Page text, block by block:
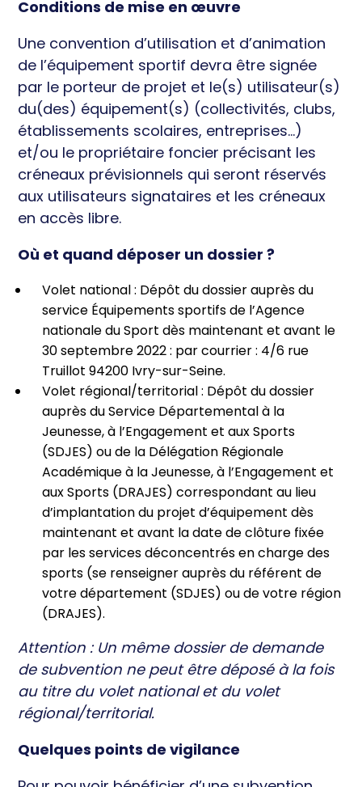
Conditions de mise en œuvre
Une convention d’utilisation et d’animation
de l’équipement sportif devra être signée
par le porteur de projet et le(s) utilisateur(s)
du(des) équipement(s) (collectivités, clubs,
établissements scolaires, entreprises…)
et/ou le propriétaire foncier précisant les
créneaux prévisionnels qui seront réservés
aux utilisateurs signataires et les créneaux
en accès libre.
Où et quand déposer un dossier ?
Volet national : Dépôt du dossier auprès du
service Équipements sportifs de l’Agence
nationale du Sport dès maintenant et avant le
30 septembre 2022 : par courrier : 4/6 rue
Truillot 94200 Ivry-sur-Seine.
Volet régional/territorial : Dépôt du dossier
auprès du Service Départemental à la
Jeunesse, à l’Engagement et aux Sports
(SDJES) ou de la Délégation Régionale
Académique à la Jeunesse, à l’Engagement et
aux Sports (DRAJES) correspondant au lieu
d’implantation du projet d’équipement dès
maintenant et avant la date de clôture fixée
par les services déconcentrés en charge des
sports (se renseigner auprès du référent de
votre département (SDJES) ou de votre région
(DRAJES).
Attention : Un même dossier de demande
de subvention ne peut être déposé à la fois
au titre du volet national et du volet
régional/territorial.
Quelques points de vigilance